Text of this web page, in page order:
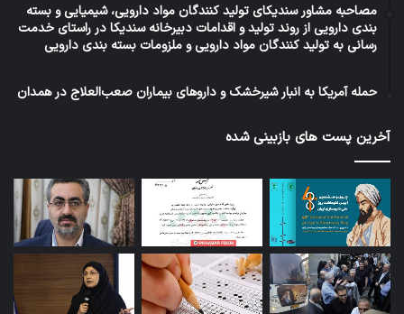
مصاحبه مشاور سندیکای تولید کنندگان مواد دارویی، شیمیایی و بسته
بندی دارویی از روند تولید و اقدامات دبیرخانه سندیکا در راستای خدمت
رسانی به تولید کنندگان مواد دارویی و ملزومات بسته بندی دارویی
حمله آمریکا به انبار شیرخشک و داروهای بیماران صعب‌العلاج در همدان
آخرین پست های بازبینی شده